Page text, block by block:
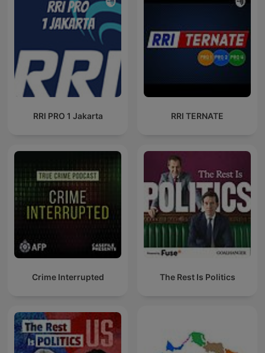
RRI PRO 1 Jakarta RRI TERNATE
Crime Interrupted The Rest Is Politics